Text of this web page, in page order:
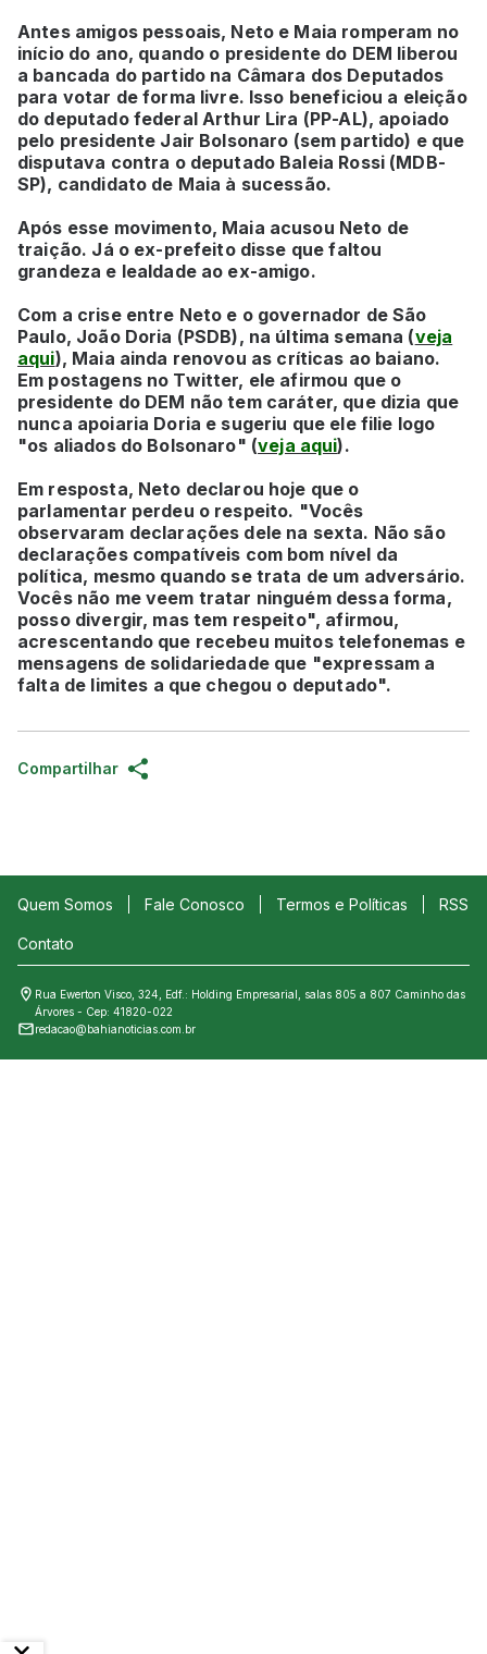
Antes amigos pessoais, Neto e Maia romperam no
início do ano, quando o presidente do DEM liberou
a bancada do partido na Câmara dos Deputados
para votar de forma livre. Isso beneficiou a eleição
do deputado federal Arthur Lira (PP-AL), apoiado
pelo presidente Jair Bolsonaro (sem partido) e que
disputava contra o deputado Baleia Rossi (MDB-
SP), candidato de Maia à sucessão.
Após esse movimento, Maia acusou Neto de
traição. Já o ex-prefeito disse que faltou
grandeza e lealdade ao ex-amigo.
Com a crise entre Neto e o governador de São
Paulo, João Doria (PSDB), na última semana (veja
aqui), Maia ainda renovou as críticas ao baiano.
Em postagens no Twitter, ele afirmou que o
presidente do DEM não tem caráter, que dizia que
nunca apoiaria Doria e sugeriu que ele filie logo
"os aliados do Bolsonaro" (veja aqui).
Em resposta, Neto declarou hoje que o
parlamentar perdeu o respeito. "Vocês
observaram declarações dele na sexta. Não são
declarações compatíveis com bom nível da
política, mesmo quando se trata de um adversário.
Vocês não me veem tratar ninguém dessa forma,
posso divergir, mas tem respeito", afirmou,
acrescentando que recebeu muitos telefonemas e
mensagens de solidariedade que "expressam a
falta de limites a que chegou o deputado".
Compartilhar
Quem Somos Fale Conosco Termos e Políticas RSS
Contato
Rua Ewerton Visco, 324, Edf.: Holding Empresarial, salas 805 a 807 Caminho das
Árvores - Cep: 41820-022
redacao@bahianoticias.com.br